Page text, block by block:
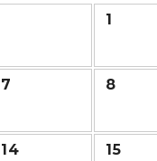
1
7 8
14 15